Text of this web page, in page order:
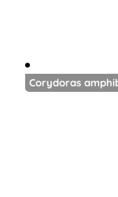
Corydoras